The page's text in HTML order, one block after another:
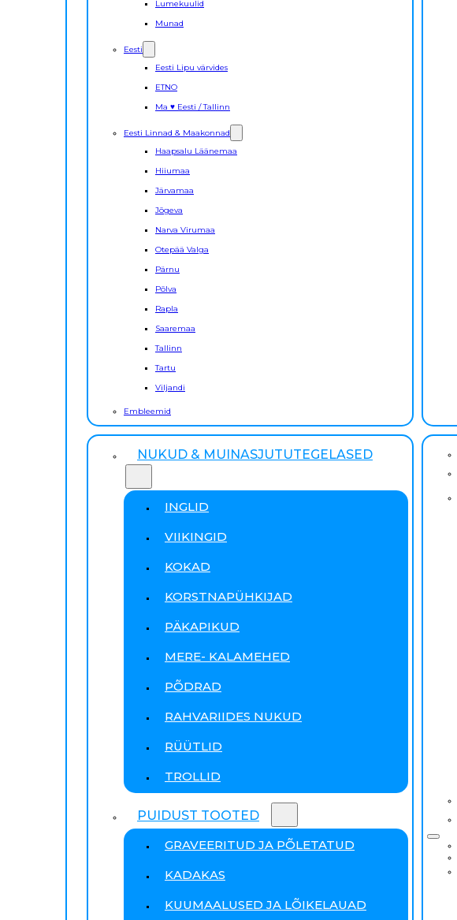
Lumekuulid
Munad
Eesti
Eesti Lipu värvides
ETNO
Ma ♥ Eesti / Tallinn
Eesti Linnad & Maakonnad
Haapsalu Läänemaa
Hiiumaa
Järvamaa
Jõgeva
Narva Virumaa
Otepää Valga
Pärnu
Põlva
Rapla
Saaremaa
Tallinn
Tartu
Viljandi
Embleemid
NUKUD & MUINASJUTUTEGELASED
INGLID
VIIKINGID
KOKAD
KORSTNAPÜHKIJAD
PÄKAPIKUD
MERE- KALAMEHED
PÕDRAD
RAHVARIIDES NUKUD
RÜÜTLID
TROLLID
PUIDUST TOOTED
GRAVEERITUD JA PÕLETATUD
KADAKAS
KUUMAALUSED JA LÕIKELAUAD